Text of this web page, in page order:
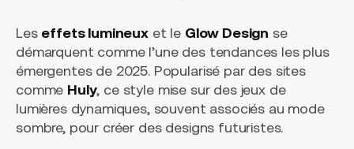
Les effets lumineuxet le Glow Design se
démarquent comme l’une des tendances les plus
émergentes de 2025. Popularisé par des sites
comme Huly, ce style mise sur des jeux de
lumières dynamiques, souvent associés au mode
sombre, pour créer des designs futuristes.